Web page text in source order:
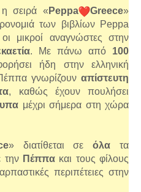
σειρά « Peppa Greece»
των βιβλίων Peppa
μικροί αναγνώστες στην
. Με πάνω από 100
ήδη στην ελληνική
γνωρίζουν απίστευτη
, καθώς έχουν πουλήσει
μέχρι σήμερα στη χώρα
» διατίθεται σεόλα τα
την Πέππα και τους φίλους
περιπέτειες στην